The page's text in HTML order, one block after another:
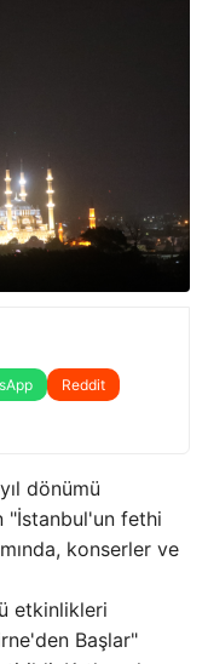
Reddit
dönümü
"İstanbul'un fethi
konserler ve
etkinlikleri
Başlar"